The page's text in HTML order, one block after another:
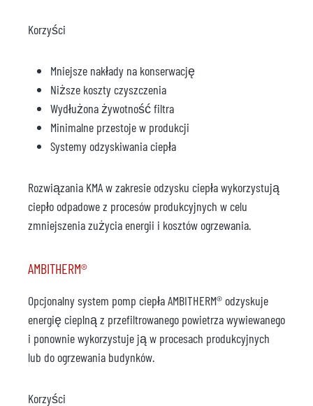
Korzyści
Mniejsze nakłady na konserwację
Niższe koszty czyszczenia
Wydłużona żywotność filtra
Minimalne przestoje w produkcji
Systemy odzyskiwania ciepła
Rozwiązania KMA w zakresie odzysku ciepła wykorzystują
ciepło odpadowe z procesów produkcyjnych w celu
zmniejszenia zużycia energii i kosztów ogrzewania.
AMBITHERM®
Opcjonalny system pomp ciepła AMBITHERM® odzyskuje
energię cieplną z przefiltrowanego powietrza wywiewanego
i ponownie wykorzystuje ją w procesach produkcyjnych
lub do ogrzewania budynków.
Korzyści